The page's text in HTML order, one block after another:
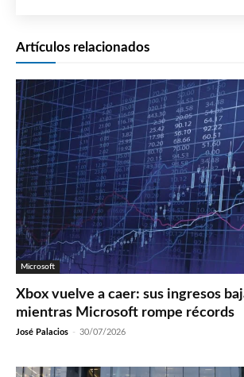
Artículos relacionados
Microsoft
Xbox vuelve a caer: sus ingresos
mientras Microsoft rompe récords
José Palacios - 30/07/2026